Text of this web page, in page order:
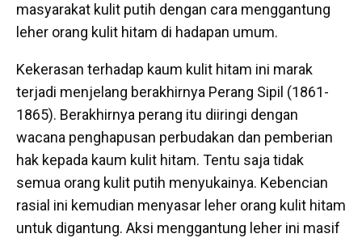
masyarakat kulit putih dengan cara menggantung
leher orang kulit hitam di hadapan umum.
Kekerasan terhadap kaum kulit hitam ini marak
terjadi menjelang berakhirnya Perang Sipil (1861-
1865). Berakhirnya perang itu diiringi dengan
wacana penghapusan perbudakan dan pemberian
hak kepada kaum kulit hitam. Tentu saja tidak
semua orang kulit putih menyukainya. Kebencian
rasial ini kemudian menyasar leher orang kulit hitam
untuk digantung. Aksi menggantung leher ini masif